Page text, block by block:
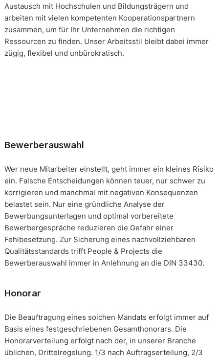
Austausch mit Hochschulen und Bildungsträgern und
arbeiten mit vielen kompetenten Kooperationspartnern
zusammen, um für Ihr Unternehmen die richtigen
Ressourcen zu finden. Unser Arbeitsstil bleibt dabei immer
zügig, flexibel und unbürokratisch.
Bewerberauswahl
Wer neue Mitarbeiter einstellt, geht immer ein kleines Risiko
ein. Falsche Entscheidungen können teuer, nur schwer zu
korrigieren und manchmal mit negativen Konsequenzen
belastet sein. Nur eine gründliche Analyse der
Bewerbungsunterlagen und optimal vorbereitete
Bewerbergespräche reduzieren die Gefahr einer
Fehlbesetzung. Zur Sicherung eines nachvollziehbaren
Qualitätsstandards trifft People & Projects die
Bewerberauswahl immer in Anlehnung an die DIN 33430.
Honorar
Die Beauftragung eines solchen Mandats erfolgt immer auf
Basis eines festgeschriebenen Gesamthonorars. Die
Honorarverteilung erfolgt nach der, in unserer Branche
üblichen, Drittelregelung. 1/3 nach Auftragserteilung, 2/3